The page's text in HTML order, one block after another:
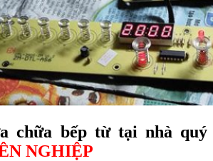
chữa bếp từ tại nhà quý
NGHIỆP